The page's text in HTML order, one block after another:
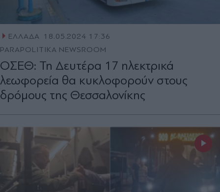
ΕΛΛΑΔΑ 18.05.2024 17:36
PARAPOLITIKA NEWSROOM
ΟΣΕΘ: Τη Δευτέρα 17 ηλεκτρικά
λεωφορεία θα κυκλοφορούν στους
δρόμους της Θεσσαλονίκης